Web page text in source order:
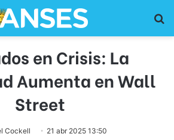
en Crisis: La
Aumenta en Wall
Street
Cockell 21 abr 2025 13:50